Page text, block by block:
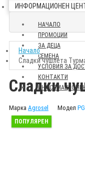
ИНФОРМАЦИОНЕН
НАЧАЛО
ПРОМОЦИИ
ЗА ДЕЦА
СЕМЕНА
УСЛОВИЯ ЗА
КОНТАКТИ
Начало
Сладки чушлета
Сладки
Марка Agrosel Модел
ПОПУЛЯРЕН